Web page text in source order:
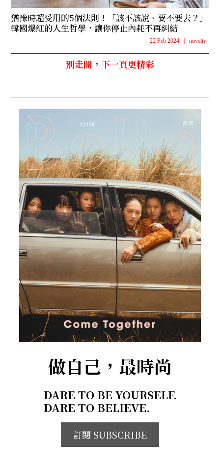
猶豫時超受用的5個法則！「該不該說、要不要去？」
韓國爆紅的人生哲學，讓你停止內耗不再糾結
22 Feb 2024 | novelty
別走開，下一頁更精彩
做自己，最時尚
DARE TO BE YOURSELF.
DARE TO BELIEVE.
訂閱 SUBSCRIBE